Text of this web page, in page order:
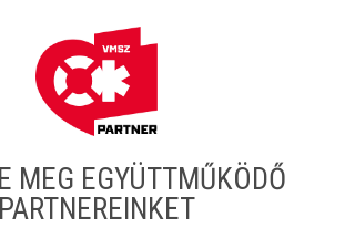
MEG EGYÜTTMŰKÖDŐ
PARTNEREINKET